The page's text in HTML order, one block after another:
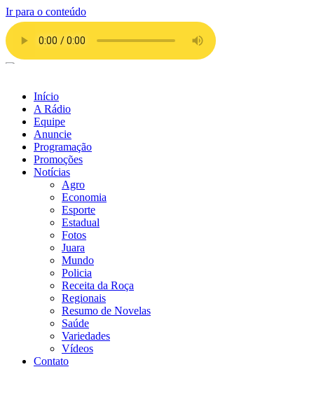
Ir para o conteúdo
Início
A Rádio
Equipe
Anuncie
Programação
Promoções
Notícias
Agro
Economia
Esporte
Estadual
Fotos
Juara
Mundo
Policia
Receita da Roça
Regionais
Resumo de Novelas
Saúde
Variedades
Vídeos
Contato